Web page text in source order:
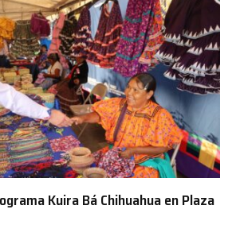
Kuira Bá Chihuahua en Plaza